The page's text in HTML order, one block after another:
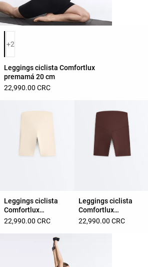
Lista de colores del producto
+2
Leggings ciclista Comfortlux
premamá 20 cm
22,990.00 CRC
Leggings ciclista
Comfortlux
premamá 20 cm
22,990.00 CRC
Leggings ciclista
Comfortlux
premamá 20 cm
22,990.00 CRC